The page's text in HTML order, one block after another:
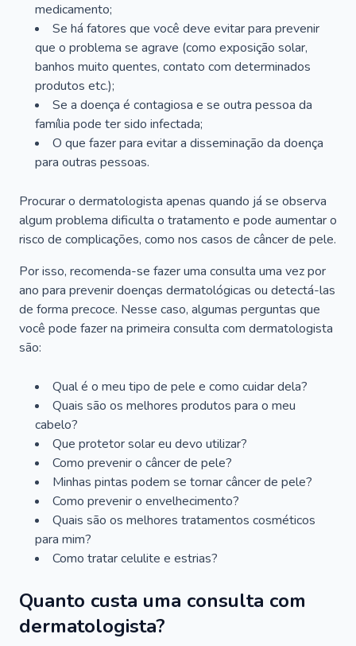
medicamento;
Se há fatores que você deve evitar para prevenir
que o problema se agrave (como exposição solar,
banhos muito quentes, contato com determinados
produtos etc.);
Se a doença é contagiosa e se outra pessoa da
família pode ter sido infectada;
O que fazer para evitar a disseminação da doença
para outras pessoas.
Procurar o dermatologista apenas quando já se observa
algum problema dificulta o tratamento e pode aumentar o
risco de complicações, como nos casos de câncer de pele.
Por isso, recomenda-se fazer uma consulta uma vez por
ano para prevenir doenças dermatológicas ou detectá-las
de forma precoce. Nesse caso, algumas perguntas que
você pode fazer na primeira consulta com dermatologista
são:
Qual é o meu tipo de pele e como cuidar dela?
Quais são os melhores produtos para o meu
cabelo?
Que protetor solar eu devo utilizar?
Como prevenir o câncer de pele?
Minhas pintas podem se tornar câncer de pele?
Como prevenir o envelhecimento?
Quais são os melhores tratamentos cosméticos
para mim?
Como tratar celulite e estrias?
Quanto custa uma consulta com
dermatologista?